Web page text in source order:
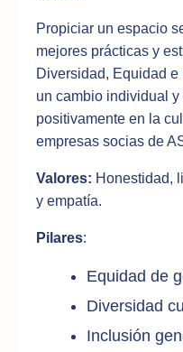
Propiciar un espacio
mejores prácticas y
Diversidad, Equidad
un cambio individual
positivamente en la
empresas socias de
Valores: Honestidad,
y empatía.
Pilares:
Equidad de
Diversidad
Inclusión